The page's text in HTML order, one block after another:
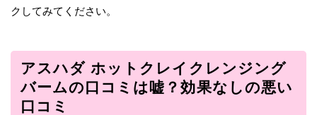
クしてみてください。
アスハダ ホットクレイクレンジング
バームの口コミは嘘？効果なしの悪い
口コミ